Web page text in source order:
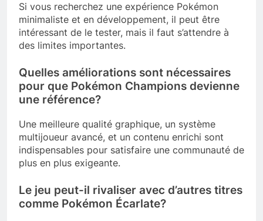
Si vous recherchez une expérience Pokémon
minimaliste et en développement, il peut être
intéressant de le tester, mais il faut s’attendre à
des limites importantes.
Quelles améliorations sont nécessaires
pour que Pokémon Champions devienne
une référence?
Une meilleure qualité graphique, un système
multijoueur avancé, et un contenu enrichi sont
indispensables pour satisfaire une communauté de
plus en plus exigeante.
Le jeu peut-il rivaliser avec d’autres titres
comme Pokémon Écarlate?